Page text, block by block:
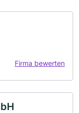
Firma bewerten